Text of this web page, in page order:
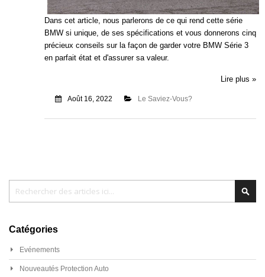
Dans cet article, nous parlerons de ce qui rend cette série
BMW si unique, de ses spécifications et vous donnerons cinq
précieux conseils sur la façon de garder votre BMW Série 3
en parfait état et d'assurer sa valeur.
Lire plus »
Août 16, 2022 Le Saviez-Vous?
Catégories
Evénements
Nouveautés Protection Auto